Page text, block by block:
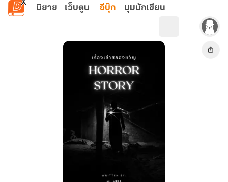
ข้ามไปยังเนื้อหาหลัก
นิยาย เว็บตูน อีบุ๊ก มุมนักเขียน